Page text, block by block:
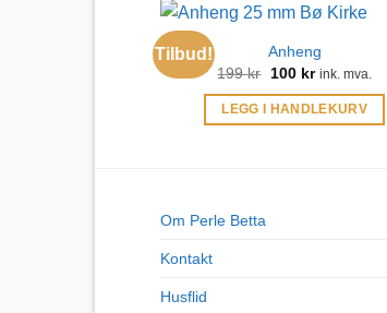
Tilbud!
Anheng
199kr Opprinnelig
var:
199 kr.
100 krNåværende
er:
100 kr.
ink. mva.
LEGG I HANDLEKURV
Om Perle Betta
Kontakt
Husflid